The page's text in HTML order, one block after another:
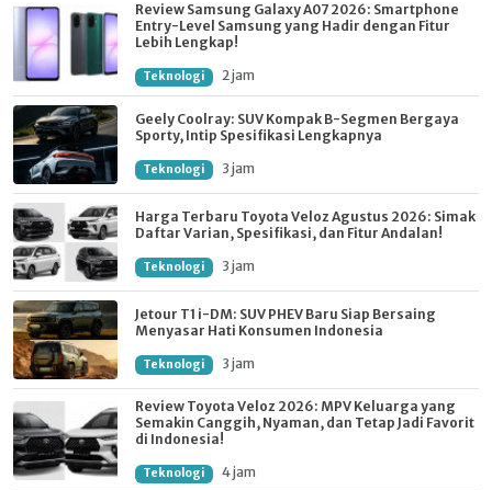
Review Samsung Galaxy A07 2026: Smartphone
Entry-Level Samsung yang Hadir dengan Fitur
Lebih Lengkap!
Teknologi 2 jam
Geely Coolray: SUV Kompak B-Segmen Bergaya
Sporty, Intip Spesifikasi Lengkapnya
Teknologi 3 jam
Harga Terbaru Toyota Veloz Agustus 2026: Simak
Daftar Varian, Spesifikasi, dan Fitur Andalan!
Teknologi 3 jam
Jetour T1 i-DM: SUV PHEV Baru Siap Bersaing
Menyasar Hati Konsumen Indonesia
Teknologi 3 jam
Review Toyota Veloz 2026: MPV Keluarga yang
Semakin Canggih, Nyaman, dan Tetap Jadi Favorit
di Indonesia!
Teknologi 4 jam